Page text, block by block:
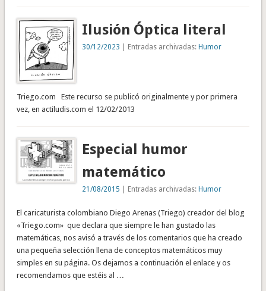
Ilusión Óptica literal
30/12/2023 | Entradas archivadas:Humor
Triego.com Este recurso se publicó originalmente y por primera
vez, en actiludis.com el 12/02/2013
Especial humor
matemático
21/08/2015 | Entradas archivadas:Humor
El caricaturista colombiano Diego Arenas (Triego) creador del blog
«Triego.com» que declara que siempre le han gustado las
matemáticas, nos avisó a través de los comentarios que ha creado
una pequeña selección llena de conceptos matemáticos muy
simples en su página. Os dejamos a continuación el enlace y os
recomendamos que estéis al …